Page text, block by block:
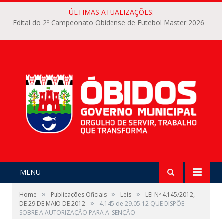
ÚLTIMAS ATUALIZAÇÕES:
Edital do 2º Campeonato Obidense de Futebol Master 2026
MENU
Home » Publicações Oficiais » Leis »
LEI Nº 4.145/2012,
DE 29 DE MAIO DE 2012 »
4.145 de 29.05.12 QUE DISPÕE
SOBRE A AUTORIZAÇÃO PARA A ISENÇÃO